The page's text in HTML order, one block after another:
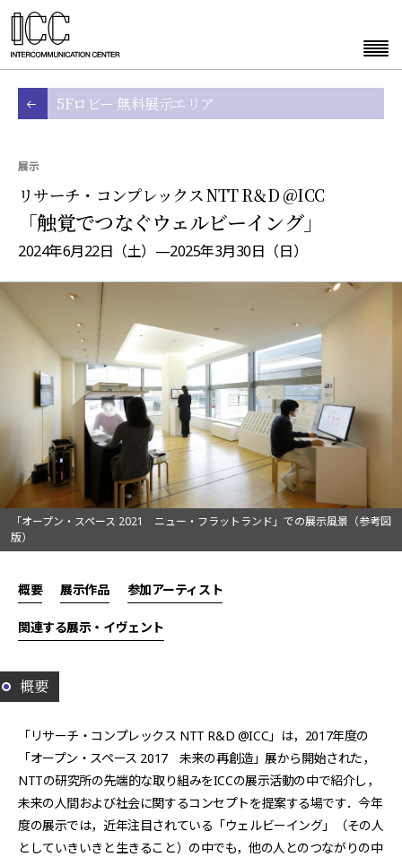
5Fロビー 無料展示エリア
展示
リサーチ・コンプレックス NTT R＆D @ICC
「触覚でつなぐウェルビーイング」
2024年6月22日（土）—2025年3月30日（日）
「オープン・スペース 2021 ニュー・フラットランド」での展示風景（参考図
版）
概要 展示作品 参加アーティスト
関連する展示・イヴェント
概要
「リサーチ・コンプレックス NTT R&D @ICC」は，2017年度の
「オープン・スペース 2017 未来の再創造」展から開始された，
NTTの研究所の先端的な取り組みをICCの展示活動の中で紹介し，
未来の人間および社会に関するコンセプトを提案する場です．今年
度の展示では，近年注目されている「ウェルビーイング」（その人
としていきいきと生きること）の中でも，他の人とのつながりの中